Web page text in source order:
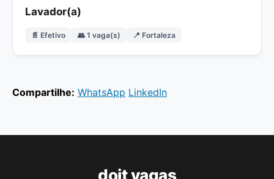
Lavador(a)
📄 Efetivo 👥 1 vaga(s) 📍 Fortaleza
Compartilhe: WhatsApp LinkedIn
doit vagas